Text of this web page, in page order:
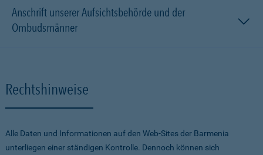
Anschrift unserer Aufsichtsbehörde und der
Ombudsmänner
Rechtshinweise
Alle Daten und Informationen auf den Web-Sites der Barmenia
unterliegen einer ständigen Kontrolle. Dennoch können sich